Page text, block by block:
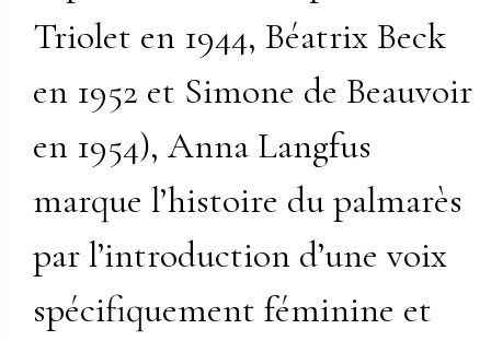
Triolet en 1944, Béatrix Beck
en 1952 et Simone de Beauvoir
en 1954), Anna Langfus
marque l’histoire du palmarès
par l’introduction d’une voix
spécifiquement féminine et